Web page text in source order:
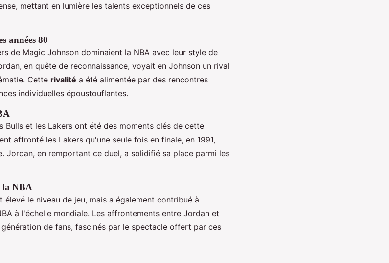
mettant en lumière les talents exceptionnels de ces
années 80
de Magic Johnson dominaient la NBA avec leur style de
en quête de reconnaissance, voyait en Johnson un rival
Cette rivalité a été alimentée par des rencontres
individuelles époustouflantes.
Bulls et les Lakers ont été des moments clés de cette
affronté les Lakers qu'une seule fois en finale, en 1991,
Jordan, en remportant ce duel, a solidifié sa place parmi les
la NBA
élevé le niveau de jeu, mais a également contribué à
à l'échelle mondiale. Les affrontements entre Jordan et
de fans, fascinés par le spectacle offert par ces